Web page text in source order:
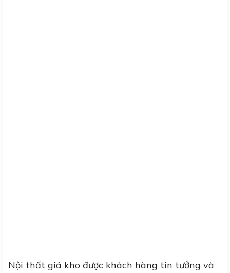
Nội thất giá kho được khách hàng tin tưởng và